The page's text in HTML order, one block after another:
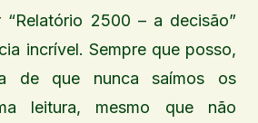
“Relatório 2500 – a decisão”
incrível. Sempre que posso,
de que nunca saímos os
leitura, mesmo que não